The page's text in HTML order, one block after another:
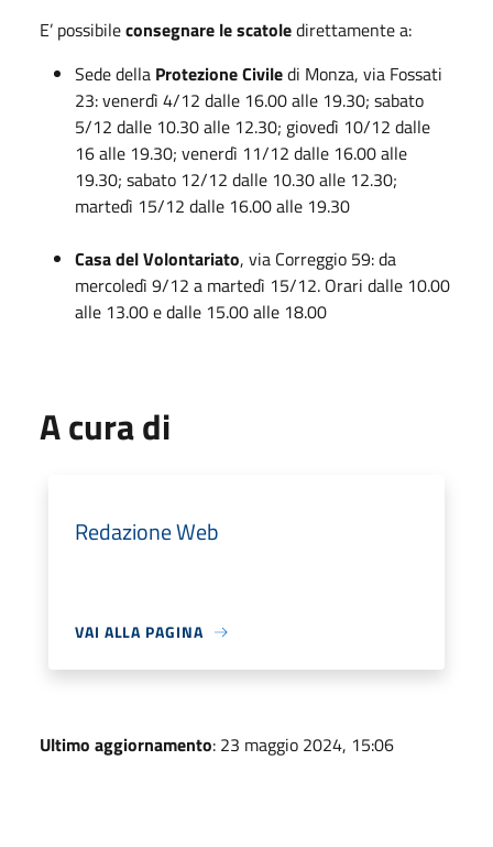
E’ possibileconsegnare le scatoledirettamente a:
Sede della Protezione Civiledi Monza, via Fossati
23: venerdì 4/12 dalle 16.00 alle 19.30; sabato
5/12 dalle 10.30 alle 12.30; giovedì 10/12 dalle
16 alle 19.30; venerdì 11/12 dalle 16.00 alle
19.30; sabato 12/12 dalle 10.30 alle 12.30;
martedì 15/12 dalle 16.00 alle 19.30
Casa del Volontariato, via Correggio 59: da
mercoledì 9/12 a martedì 15/12. Orari dalle 10.00
alle 13.00 e dalle 15.00 alle 18.00
A cura di
Redazione Web
VAI ALLA PAGINA
Ultimo aggiornamento: 23 maggio 2024, 15:06